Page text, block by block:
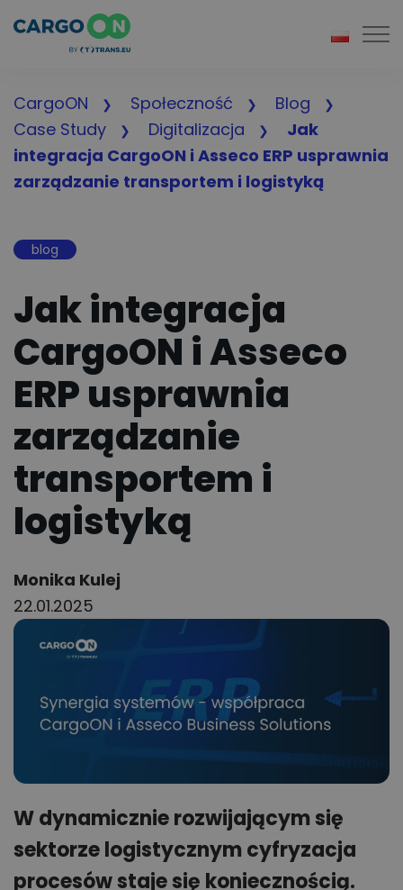
CargoON Społeczność
Blog
Case Study
Digitalizacja
Jak
integracja CargoON i Asseco ERP usprawnia
zarządzanie transportem i logistyką
blog
Jak integracja
CargoON i Asseco
ERP usprawnia
zarządzanie
transportem i
logistyką
Author:
Monika Kulej
22.01.2025
W dynamicznie rozwijającym się
sektorze logistycznym cyfryzacja
procesów staje się koniecznością.